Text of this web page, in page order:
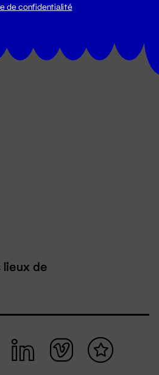
lieux de
de confidentialité